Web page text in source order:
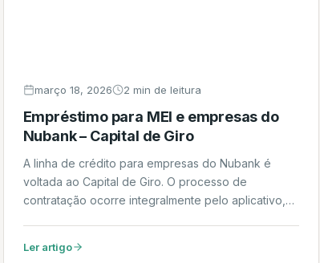
março 18, 2026 2 min de leitura
Empréstimo para MEI e empresas do
Nubank – Capital de Giro
A linha de crédito para empresas do Nubank é
voltada ao Capital de Giro. O processo de
contratação ocorre integralmente pelo aplicativo,
produto é a transparência no custo efetivo total
Ler artigo